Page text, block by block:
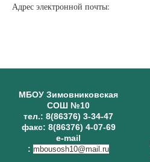
Адрес электронной почты:
МБОУ Зимовниковская
СОШ №10
тел.: 8(86376) 3-34-47
факс: 8(86376) 4-07-69
e-mail
: mbousosh10@mail.ru